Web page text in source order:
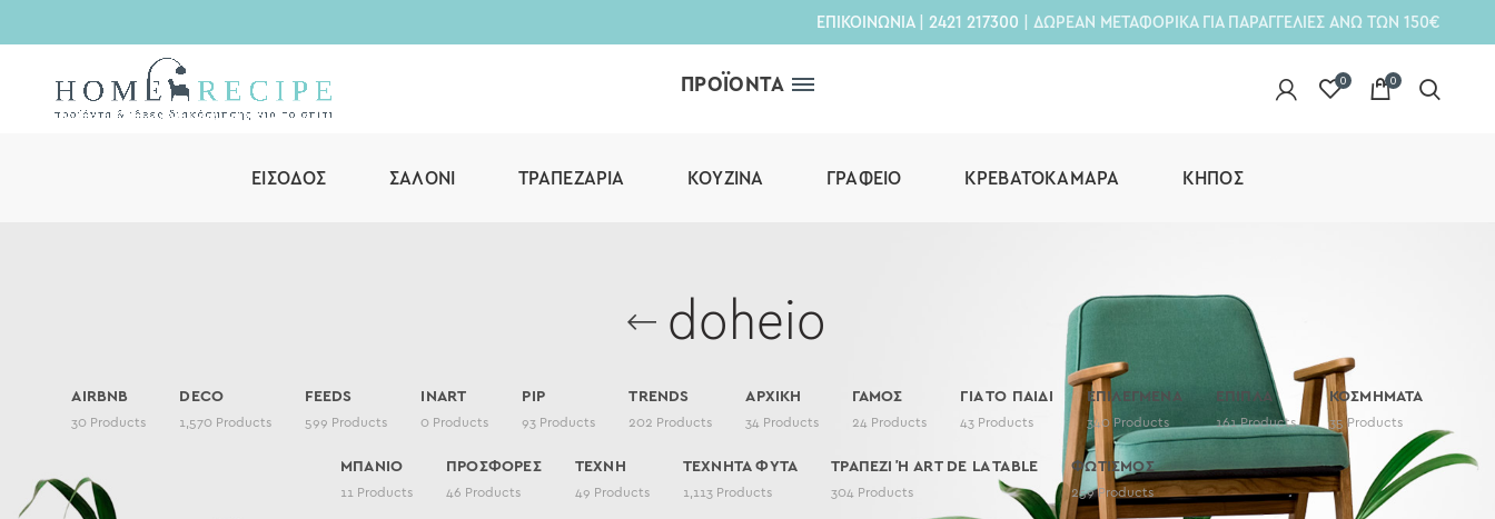
ΕΠΙΚΟΙΝΩΝΙΑ| 2421 217300 | ΔΩΡΕΑΝ ΜΕΤΑΦΟΡΙΚΑ ΓΙΑ ΠΑΡΑΓΓΕΛΙΕΣ ΑΝΩ ΤΩΝ 150€
ΠΡΟΪΟΝΤΑ 0 0
ΕΊΣΟΔΟΣ ΣΑΛΌΝΙ ΤΡΑΠΕΖΑΡΊΑ ΚΟΥΖΊΝΑ ΓΡΑΦΕΊΟ ΚΡΕΒΑΤΟΚΆΜΑΡΑ ΚΉΠΟΣ
doheio
AIRBNB
30 Products
DECO
1,570 Products
FEEDS
599 Products
INART
0 Products
PIP
93 Products
TRENDS
202 Products
ΑΡΧΙΚΗ
34 Products
ΓΑΜΟΣ
24 Products
ΓΙΑ ΤΟ ΠΑΙΔΙ
43 Products
ΕΠΙΛΕΓΜΕΝΑ
340 Products
ΕΠΙΠΛΑ
161 Products
ΚΟΣΜΗΜΑΤΑ
35 Products
ΜΠΑΝΙΟ
11 Products
ΠΡΟΣΦΟΡΕΣ
46 Products
ΤΕΧΝΗ
49 Products
ΤΕΧΝΗΤΑ ΦΥΤΑ
1,113 Products
ΤΡΑΠΕΖΙ Ή ART DE LA TABLE
304 Products
ΦΩΤΙΣΜΟΣ
259 Products